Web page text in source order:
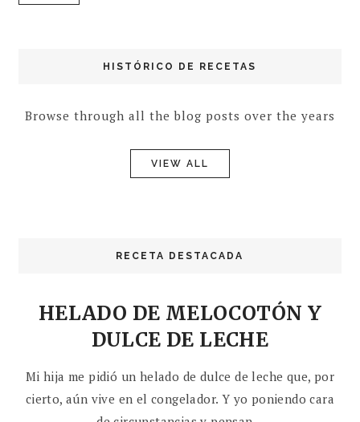
HISTÓRICO DE RECETAS
Browse through all the blog posts over the years
VIEW ALL
RECETA DESTACADA
HELADO DE MELOCOTÓN Y
DULCE DE LECHE
Mi hija me pidió un helado de dulce de leche que, por
cierto, aún vive en el congelador. Y yo poniendo cara